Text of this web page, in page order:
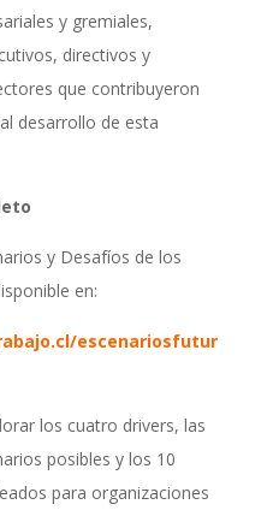
y gremiales,
directivos y
que contribuyeron
desarrollo de esta
y Desafíos de los
en:
escenariosfutur
los cuatro drivers, las
posibles y los 10
para organizaciones